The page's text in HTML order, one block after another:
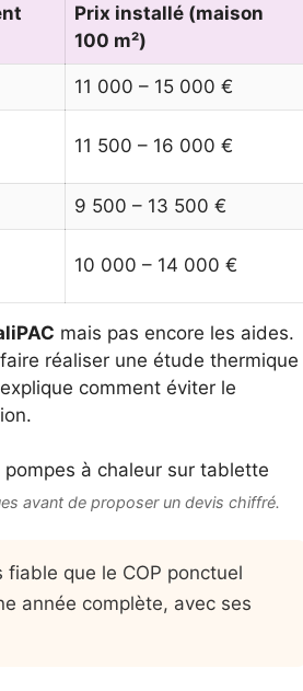
Prix installé (maison
100 m²)
11 000 – 15 000 €
11 500 – 16 000 €
9 500 – 13 500 €
10 000 – 14 000 €
mais pas encore les aides.
réaliser une étude thermique
explique comment éviter le
avant de proposer un devis chiffré.
que le COP ponctuel
année complète, avec ses